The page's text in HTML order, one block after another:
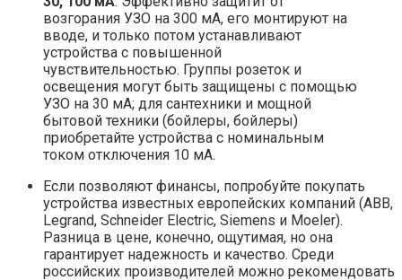
возгорания УЗО на 300 мА, его монтируют на
вводе, и только потом устанавливают
устройства с повышенной
чувствительностью. Группы розеток и
освещения могут быть защищены с помощью
УЗО на 30 мА; для сантехники и мощной
бытовой техники (бойлеры, бойлеры)
приобретайте устройства с номинальным
током отключения 10 мА.
Если позволяют финансы, попробуйте покупать
устройства известных европейских компаний (ABB,
Legrand, Schneider Electric, Siemens и Moeler).
Разница в цене, конечно, ощутимая, но она
гарантирует надежность и качество. Среди
российских производителей можно рекомендовать